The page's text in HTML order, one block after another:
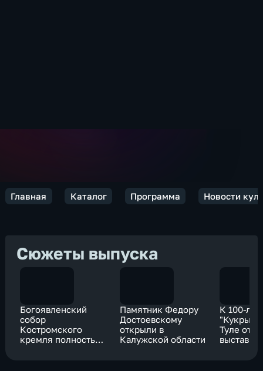
Главная Каталог Программа Новости
Сюжеты выпуска
Богоявленский
собор
Костромского
кремля полностью
Памятник Федору
Достоевскому
открыли в
Калужской области
К 100-
Туле
выставка